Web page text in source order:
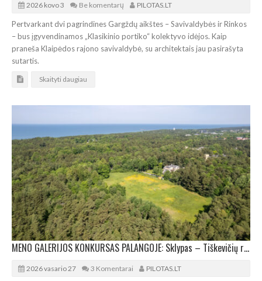
2026 kovo 3 Be komentarų PILOTAS.LT
Pertvarkant dvi pagrindines Gargždų aikštes – Savivaldybės ir Rinkos
– bus įgyvendinamos „Klasikinio portiko“ kolektyvo idėjos. Kaip
praneša Klaipėdos rajono savivaldybė, su architektais jau pasirašyta
sutartis.
Skaityti daugiau
MENO GALERIJOS KONKURSAS PALANGOJE: Sklypas – Tiškevičių rūmų pašonėje
2026 vasario 27 3 Komentarai PILOTAS.LT